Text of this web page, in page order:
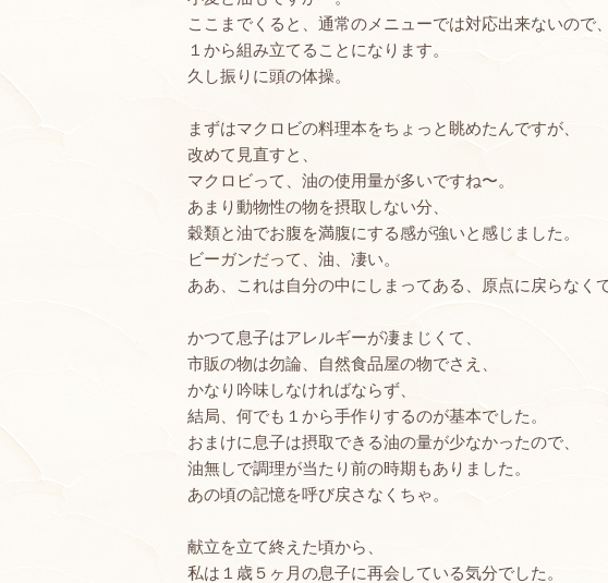
ここまでくると、通常のメニューでは対応出来ないので、
１から組み立てることになります。
久し振りに頭の体操。
まずはマクロビの料理本をちょっと眺めたんですが、
改めて見直すと、
マクロビって、油の使用量が多いですね〜。
あまり動物性の物を摂取しない分、
穀類と油でお腹を満腹にする感が強いと感じました。
ビーガンだって、油、凄い。
ああ、これは自分の中にしまってある、原点に戻らなくて
かつて息子はアレルギーが凄まじくて、
市販の物は勿論、自然食品屋の物でさえ、
かなり吟味しなければならず、
結局、何でも１から手作りするのが基本でした。
おまけに息子は摂取できる油の量が少なかったので、
油無しで調理が当たり前の時期もありました。
あの頃の記憶を呼び戻さなくちゃ。
献立を立て終えた頃から、
私は１歳５ヶ月の息子に再会している気分でした。